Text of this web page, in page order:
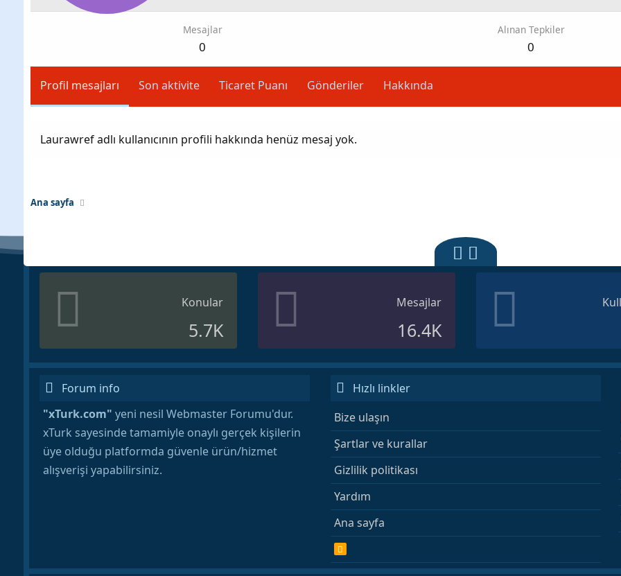
Mesajlar
0
Alınan Tepkiler
0
Profil mesajları Son aktivite Ticaret Puanı Gönderiler Hakkında
Laurawref adlı kullanıcının profili hakkında henüz mesaj yok.
Ana sayfa
Konular
5.7K
Mesajlar
16.4K
Forum info
"xTurk.com" yeni nesil Webmaster Forumu'dur.
xTurk sayesinde tamamiyle onaylı gerçek kişilerin
üye olduğu platformda güvenle ürün/hizmet
alışverişi yapabilirsiniz.
Hızlı linkler
Bize ulaşın
Şartlar ve kurallar
Gizlilik politikası
Yardım
Ana sayfa
R
S
S